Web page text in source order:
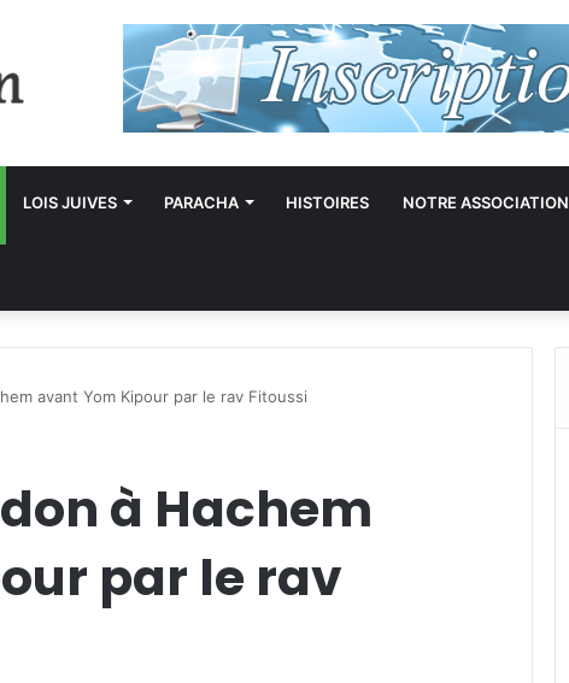
LOIS JUIVES PARACHA HISTOIRES NOTRE ASSOCIATION
avant Yom Kipour par le rav Fitoussi
à Hachem
par le rav